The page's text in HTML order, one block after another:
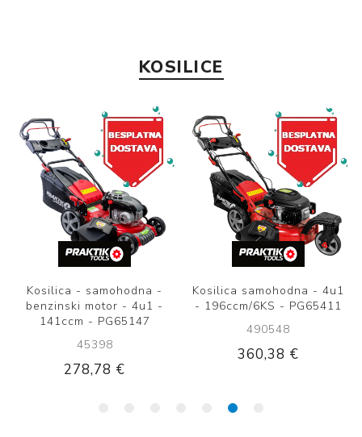
KOSILICE
Kosilica samohodna - 4u1
- 196ccm/6KS - PG65411
490548
360,38 €
Kosilica - Villager Atlas
4011T
502853
204,99 €